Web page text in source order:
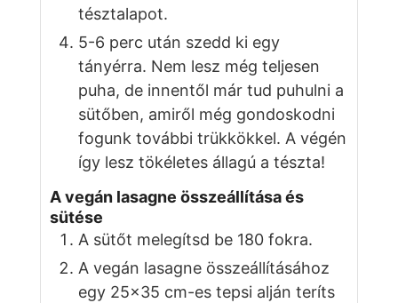
tésztalapot.
5-6 perc után szedd ki egy
tányérra. Nem lesz még teljesen
puha, de innentől már tud puhulni a
sütőben, amiről még gondoskodni
fogunk további trükkökkel. A végén
így lesz tökéletes állagú a tészta!
A vegán lasagne összeállítása és
sütése
A sütőt melegítsd be 180 fokra.
A vegán lasagne összeállításához
egy 25×35 cm-es tepsi alján teríts